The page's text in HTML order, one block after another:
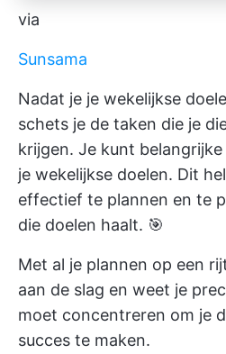
via
Sunsama
Nadat je je wekelijkse
schets je de taken die je
krijgen. Je kunt
je wekelijkse doelen. Dit
effectief te plannen en te
die doelen haalt. 🎯
Met al je plannen op een
aan de slag en weet je
moet concentreren om je
succes te maken.